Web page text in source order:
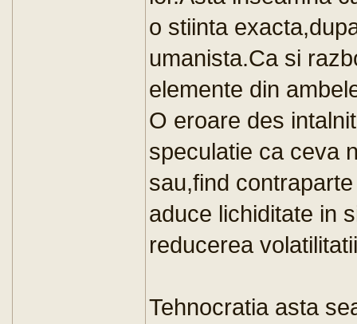
o stiinta
umanista.Ca si
elemente din
O eroare des
speculatie ca ceva
sau,find
aduce lichiditate in
reducerea
Tehnocratia asta